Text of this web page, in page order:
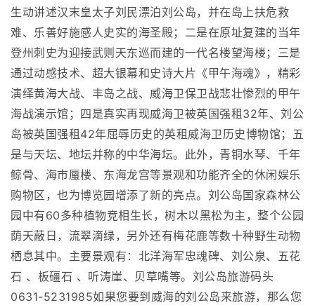
生动讲述汉末皇太子刘民漂泊刘公岛，并在岛上扶危救
难、乐善好施感人史实的海圣殿；二是在原址复建的当年
登州刺史为迎接武则天东巡而建的一代名楼望海楼；三是
通过动感技术、超大银幕和史诗大片《甲午海魂》，精彩
演绎黄海大战、丰岛之战、威海卫保卫战悲壮惨烈的甲午
海战演示馆；四是真实再现威海卫被英国强租32年、刘公
岛被英国强租42年屈辱历史的英租威海卫历史博物馆；五
是与天坛、地坛并称的中华海坛。此外，青铜水琴、千年
鲸骨、海市蜃楼、东海龙宫等景观和功能齐全的休闲娱乐
购物区，也为博览园增添了新的亮点。刘公岛国家森林公
园中有60多种植物竞相生长，树木以黑松为主，整个公园
荫天蔽日，流翠滴绿，另外还有梅花鹿等数十种野生动物
栖息其中。主要景观有：北洋海军忠魂碑、刘公泉、五花
石 、板礓石 、听涛崖、贝草嘴等。刘公岛旅游码头
0631-5231985如果您要到威海的刘公岛来旅游，那么您